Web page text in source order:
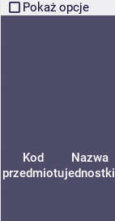
Pokaż opcje
Kod
przedmiotu
Nazwa
jednostki